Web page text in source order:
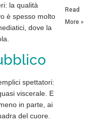
la qualità
è spesso molto
dove la
spettatori:
viscerale. E
in parte, ai
del cuore.
Read
More »